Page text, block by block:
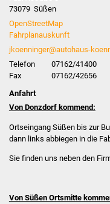
73079 Süßen
OpenStreetMap
Fahrplanauskunft
jkoenninger@autohaus-
Telefon
07162/41400
Fax
07162/42656
Anfahrt
Von Donzdorf kommend:
Ortseingang Süßen bis zur
dann links abbiegen in die
Sie finden uns neben den
Von Süßen Ortsmitte